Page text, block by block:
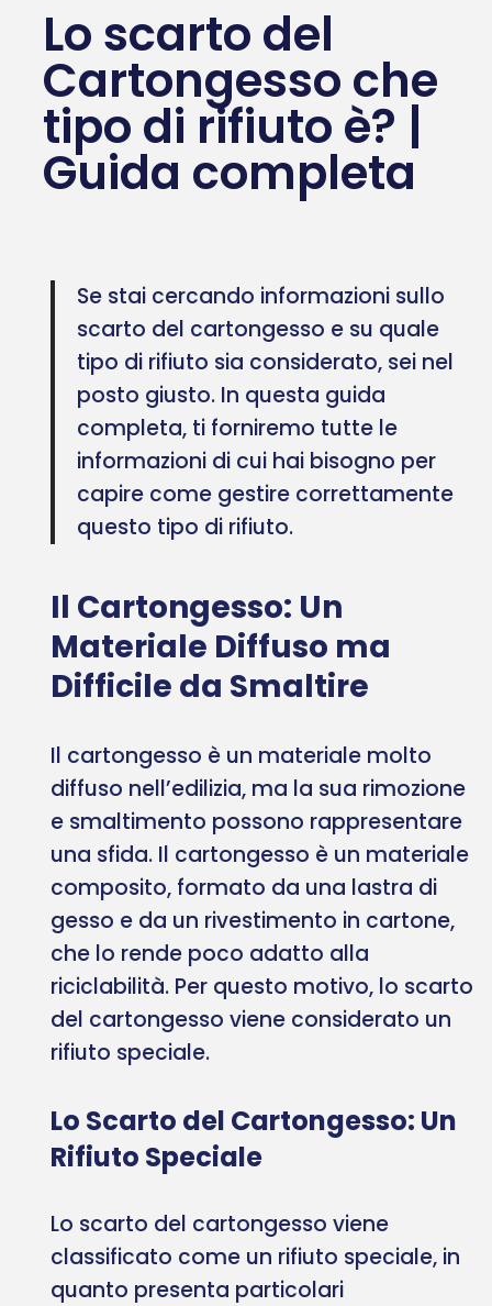
Lo scarto del
Cartongesso che
tipo di rifiuto è? |
Guida completa
Se stai cercando informazioni sullo
scarto del cartongesso e su quale
tipo di rifiuto sia considerato, sei nel
posto giusto. In questa guida
completa, ti forniremo tutte le
informazioni di cui hai bisogno per
capire come gestire correttamente
questo tipo di rifiuto.
Il Cartongesso: Un
Materiale Diffuso ma
Difficile da Smaltire
Il cartongesso è un materiale molto
diffuso nell’edilizia, ma la sua rimozione
e smaltimento possono rappresentare
una sfida. Il cartongesso è un materiale
composito, formato da una lastra di
gesso e da un rivestimento in cartone,
che lo rende poco adatto alla
riciclabilità. Per questo motivo, lo scarto
del cartongesso viene considerato un
rifiuto speciale.
Lo Scarto del Cartongesso: Un
Rifiuto Speciale
Lo scarto del cartongesso viene
classificato come un rifiuto speciale, in
quanto presenta particolari